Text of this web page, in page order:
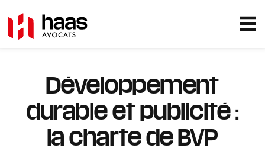
Développement
durable et publicité :
la charte de BVP